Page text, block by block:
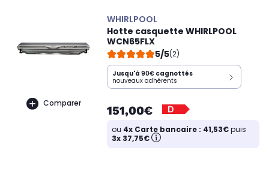
Comparer
WHIRLPOOL
Hotte casquette WHIRLPOOL
WCN65FLX
5/5(2)
Jusqu'à 90€ cagnottés
nouveaux adhérents
151,00€
ou 4x Carte bancaire : 41,53€puis
3x 37,75€